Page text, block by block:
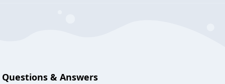
Questions & Answers